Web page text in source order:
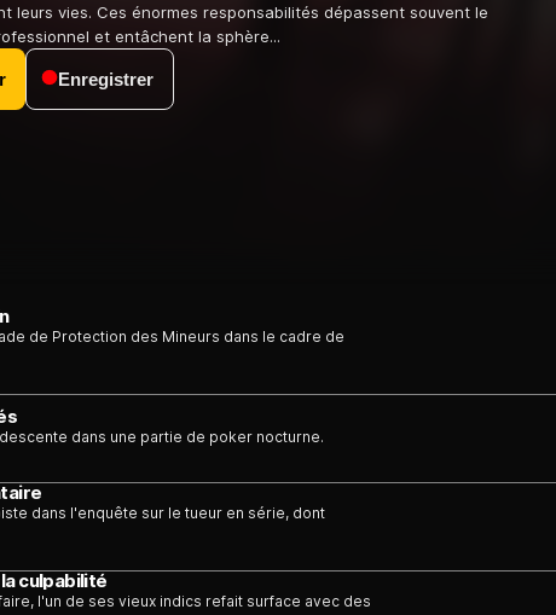
leurs vies. Ces énormes responsabilités dépassent souvent le
et entâchent la sphère...
Enregistrer
de Protection des Mineurs dans le cadre de
dans une partie de poker nocturne.
dans l'enquête sur le tueur en série, dont
culpabilité
l'un de ses vieux indics refait surface avec des